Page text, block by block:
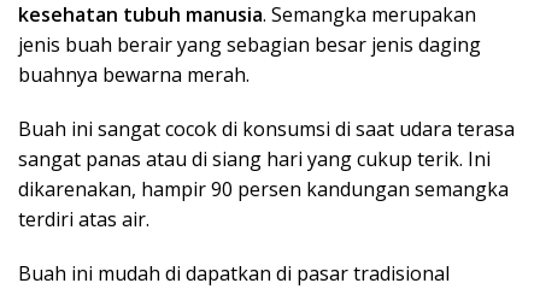
kesehatan tubuh manusia. Semangka merupakan
jenis buah berair yang sebagian besar jenis daging
buahnya bewarna merah.
Buah ini sangat cocok di konsumsi di saat udara terasa
sangat panas atau di siang hari yang cukup terik. Ini
dikarenakan, hampir 90 persen kandungan semangka
terdiri atas air.
Buah ini mudah di dapatkan di pasar tradisional